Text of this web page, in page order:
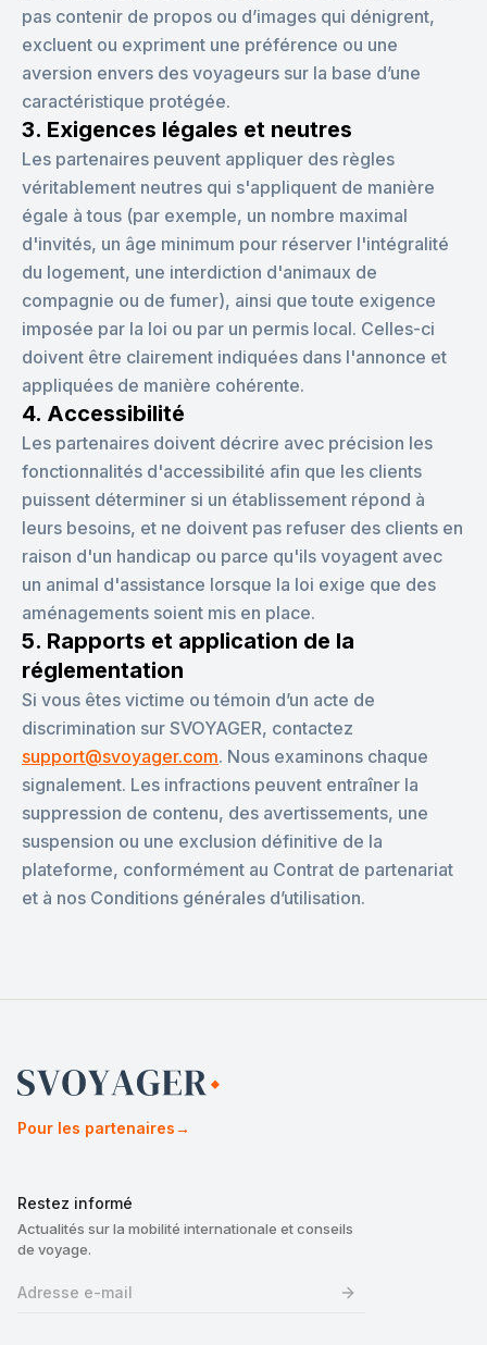
pas contenir de propos ou d’images qui dénigrent,
excluent ou expriment une préférence ou une
aversion envers des voyageurs sur la base d’une
caractéristique protégée.
3. Exigences légales et neutres
Les partenaires peuvent appliquer des règles
véritablement neutres qui s'appliquent de manière
égale à tous (par exemple, un nombre maximal
d'invités, un âge minimum pour réserver l'intégralité
du logement, une interdiction d'animaux de
compagnie ou de fumer), ainsi que toute exigence
imposée par la loi ou par un permis local. Celles-ci
doivent être clairement indiquées dans l'annonce et
appliquées de manière cohérente.
4. Accessibilité
Les partenaires doivent décrire avec précision les
fonctionnalités d'accessibilité afin que les clients
puissent déterminer si un établissement répond à
leurs besoins, et ne doivent pas refuser des clients en
raison d'un handicap ou parce qu'ils voyagent avec
un animal d'assistance lorsque la loi exige que des
aménagements soient mis en place.
5. Rapports et application de la
réglementation
Si vous êtes victime ou témoin d’un acte de
discrimination sur SVOYAGER, contactez
support@svoyager.com. Nous examinons chaque
signalement. Les infractions peuvent entraîner la
suppression de contenu, des avertissements, une
suspension ou une exclusion définitive de la
plateforme, conformément au Contrat de partenariat
et à nos Conditions générales d’utilisation.
Pour les partenaires→
Restez informé
Actualités sur la mobilité internationale et conseils
de voyage.